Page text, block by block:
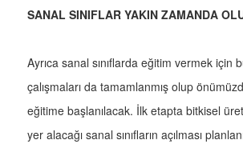
SANAL SINIFLAR YAKIN ZAMANDA
Ayrıca sanal sınıflarda eğitim vermek için
çalışmaları da tamamlanmış olup
eğitime başlanılacak. İlk etapta bitkisel
yer alacağı sanal sınıfların açılması